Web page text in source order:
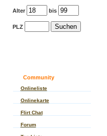
Alter bis
PLZ
Community
Onlineliste
Onlinekarte
Flirt Chat
Forum